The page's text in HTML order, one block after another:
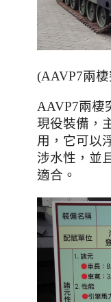
(AAVP7兩
AAVP7兩棲
現役裝備 ，
用 ，它可以
涉水性 ，並
適合。